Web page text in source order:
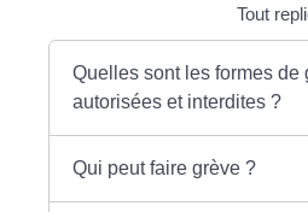
Tout
Quelles sont les formes de
autorisées et interdites ?
Qui peut faire grève ?